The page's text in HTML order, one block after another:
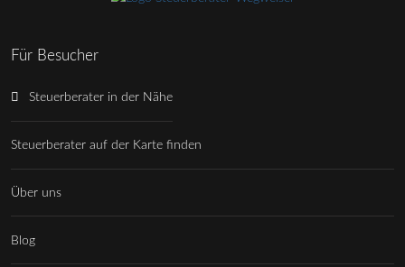
Für Besucher
Steuerberater in der Nähe
Steuerberater auf der Karte finden
Über uns
Blog